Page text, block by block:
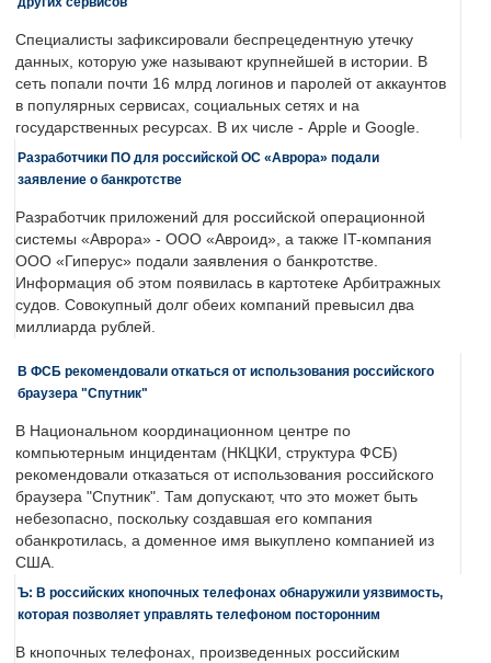
Специалисты зафиксировали беспрецедентную утечку
данных, которую уже называют крупнейшей в истории. В
сеть попали почти 16 млрд логинов и паролей от аккаунтов
в популярных сервисах, социальных сетях и на
государственных ресурсах. В их числе - Apple и Google.
Разработчики ПО для российской ОС «Аврора» подали
заявление о банкротстве
Разработчик приложений для российской операционной
системы «Аврора» - ООО «Авроид», а также IT-компания
ООО «Гиперус» подали заявления о банкротстве.
Информация об этом появилась в картотеке Арбитражных
судов. Совокупный долг обеих компаний превысил два
миллиарда рублей.
В ФСБ рекомендовали откаться от использования российского
браузера "Спутник"
В Национальном координационном центре по
компьютерным инцидентам (НКЦКИ, структура ФСБ)
рекомендовали отказаться от использования российского
браузера "Спутник". Там допускают, что это может быть
небезопасно, поскольку создавшая его компания
обанкротилась, а доменное имя выкуплено компанией из
США.
Ъ: В российских кнопочных телефонах обнаружили уязвимость,
которая позволяет управлять телефоном посторонним
В кнопочных телефонах, произведенных российским